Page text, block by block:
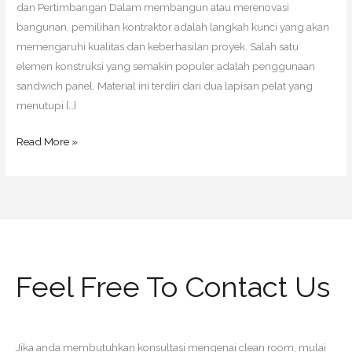
dan Pertimbangan Dalam membangun atau merenovasi
bangunan, pemilihan kontraktor adalah langkah kunci yang akan
memengaruhi kualitas dan keberhasilan proyek. Salah satu
elemen konstruksi yang semakin populer adalah penggunaan
sandwich panel. Material ini terdiri dari dua lapisan pelat yang
menutupi […]
Read More »
Feel Free To Contact Us
Jika anda membutuhkan konsultasi mengenai clean room, mulai